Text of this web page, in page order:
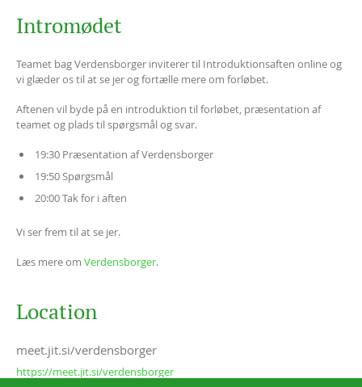
Intromødet
Teamet bag Verdensborger inviterer til Introduktionsaften online og
vi glæder os til at se jer og fortælle mere om forløbet.
Aftenen vil byde på en introduktion til forløbet, præsentation af
teamet og plads til spørgsmål og svar.
19:30 Præsentation af Verdensborger
19:50 Spørgsmål
20:00 Tak for i aften
Vi ser frem til at se jer.
Læs mere om Verdensborger.
Location
meet.jit.si/verdensborger
https://meet.jit.si/verdensborger